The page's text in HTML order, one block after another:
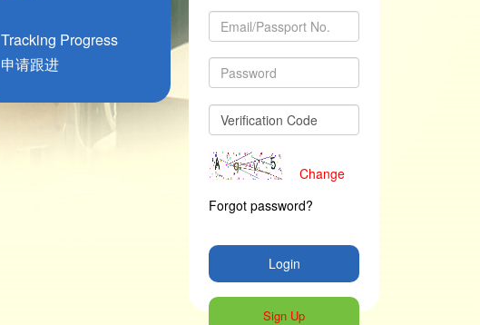
Tracking Progress
申请跟进
Change
Forgot password?
Login
Sign Up